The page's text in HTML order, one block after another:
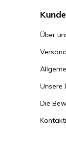
Über
Unsere
Die